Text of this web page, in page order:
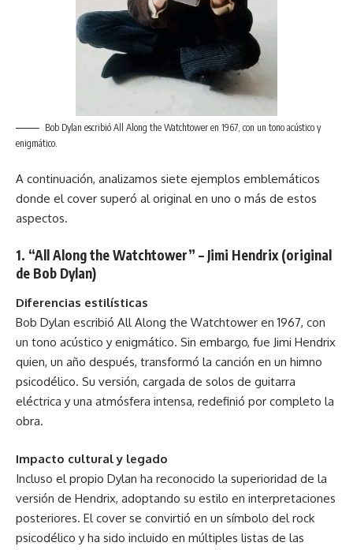
Bob Dylan escribió All Along the Watchtower en 1967, con un tono acústico y
enigmático.
A continuación, analizamos siete ejemplos emblemáticos
donde el cover superó al original en uno o más de estos
aspectos.
1. “All Along the Watchtower” – Jimi Hendrix (original
de Bob Dylan)
Diferencias estilísticas
Bob Dylan escribió All Along the Watchtower en 1967, con
un tono acústico y enigmático. Sin embargo, fue Jimi Hendrix
quien, un año después, transformó la canción en un himno
psicodélico. Su versión, cargada de solos de guitarra
eléctrica y una atmósfera intensa, redefinió por completo la
obra.
Impacto cultural y legado
Incluso el propio Dylan ha reconocido la superioridad de la
versión de Hendrix, adoptando su estilo en interpretaciones
posteriores. El cover se convirtió en un símbolo del rock
psicodélico y ha sido incluido en múltiples listas de las